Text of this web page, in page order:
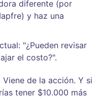
diferente (por
y haz una
"¿Pueden revisar
el costo?".
de la acción. Y si
tener $10.000 más